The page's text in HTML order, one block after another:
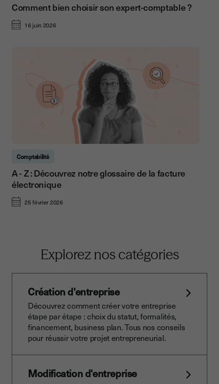
Comment bien choisir son expert-comptable ?
16 juin 2026
Comptabilité
A - Z : Découvrez notre glossaire de la facture
électronique
25 février 2026
Explorez nos catégories
Création d'entreprise
Découvrez comment créer votre entreprise
étape par étape : choix du statut, formalités,
financement, business plan. Tous nos conseils
pour réussir votre projet entrepreneurial.
Modification d'entreprise